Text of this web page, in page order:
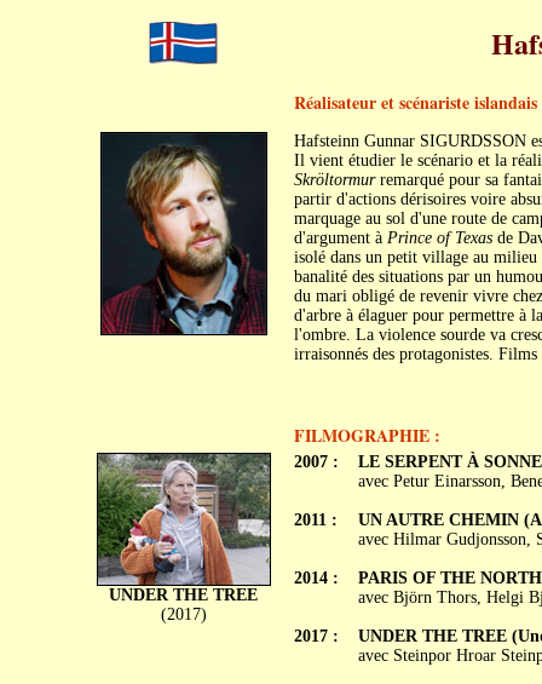
Réalisateur et scénariste islandais
Hafsteinn Gunnar SIGURDSSON
Il vient étudier le scénario et la
Skröltormurremarqué pour sa
partir d'actions dérisoires voire
marquage au sol d'une route de
d'argument à Prince of Texasde
isolé dans un petit village au milieu
banalité des situations par un
du mari obligé de revenir vivre
d'arbre à élaguer pour permettre à
l'ombre. La violence sourde va
irraisonnés des protagonistes.
FILMOGRAPHIE :
UNDER THE TREE
(2017)
2007 :
2011 :
2014 :
2017 :
LE SERPENT À
avec Petur Einarsson,
UN AUTRE CHEMIN
avec Hilmar Gudjonsson,
PARIS OF THE
avec Björn Thors, Helgi
UNDER THE TREE
avec Steinpor Hroar